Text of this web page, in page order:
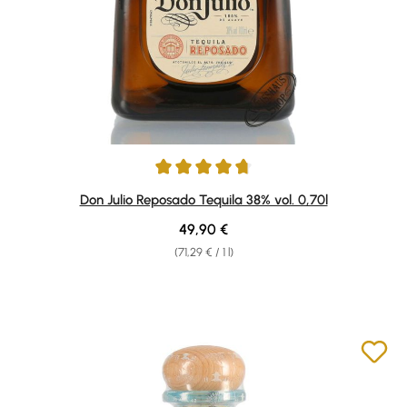
Average rating of 4.76 out of 5 stars
Don Julio Reposado Tequila 38% vol. 0,70l
(71,29 € / 1 l)
Regular price:
49,90 €